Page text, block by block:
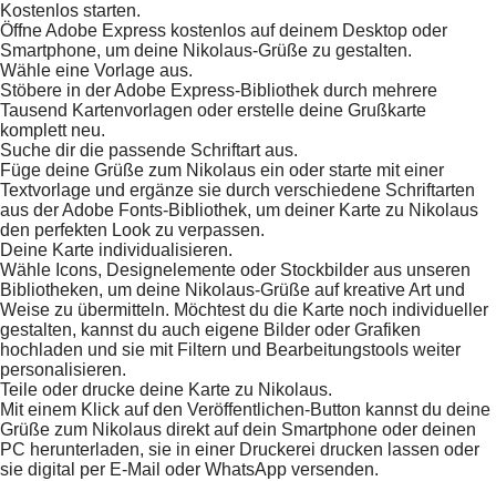
Kostenlos starten.
Öffne Adobe Express kostenlos auf deinem Desktop oder
Smartphone, um deine Nikolaus-Grüße zu gestalten.
Wähle eine Vorlage aus.
Stöbere in der Adobe Express-Bibliothek durch mehrere
Tausend Kartenvorlagen oder erstelle deine Grußkarte
komplett neu.
Suche dir die passende Schriftart aus.
Füge deine Grüße zum Nikolaus ein oder starte mit einer
Textvorlage und ergänze sie durch verschiedene Schriftarten
aus der Adobe Fonts-Bibliothek, um deiner Karte zu Nikolaus
den perfekten Look zu verpassen.
Deine Karte individualisieren.
Wähle Icons, Designelemente oder Stockbilder aus unseren
Bibliotheken, um deine Nikolaus-Grüße auf kreative Art und
Weise zu übermitteln. Möchtest du die Karte noch individueller
gestalten, kannst du auch eigene Bilder oder Grafiken
hochladen und sie mit Filtern und Bearbeitungstools weiter
personalisieren.
Teile oder drucke deine Karte zu Nikolaus.
Mit einem Klick auf den Veröffentlichen-Button kannst du deine
Grüße zum Nikolaus direkt auf dein Smartphone oder deinen
PC herunterladen, sie in einer Druckerei drucken lassen oder
sie digital per E-Mail oder WhatsApp versenden.